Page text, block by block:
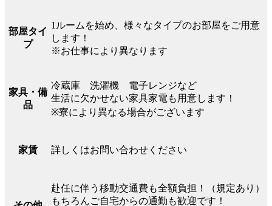
部屋タイ
プ
1ルームを始め、様々なタイプのお部屋をご用意
します！
※お仕事により異なります
家具・備
品
冷蔵庫 洗濯機 電子レンジなど
生活に欠かせない家具家電も用意します！
※寮により異なる場合がございます
家賃 詳しくはお問い合わせください
赴任に伴う移動交通費も全額負担！（規定あり）
もちろんご自宅からの通勤も歓迎です！